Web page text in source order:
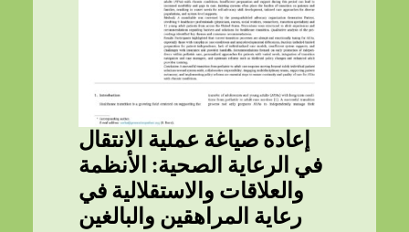
إعادة صياغة عملية الانتقال
في الرعاية الصحية: الأنظمة
والعلاقات والاستقلالية في
رعاية المراهقين والبالغين